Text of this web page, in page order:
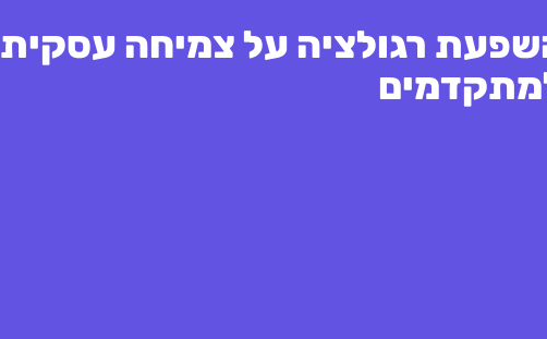
רגולציה על צמיחה עסקית